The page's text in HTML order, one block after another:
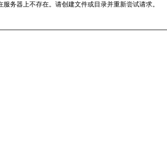
服务器上不存在。请创建文件或目录并重新尝试请求。